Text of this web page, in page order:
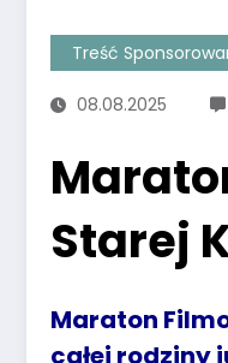
Treść
08.08.2025
Starej
Maraton
całej rodziny